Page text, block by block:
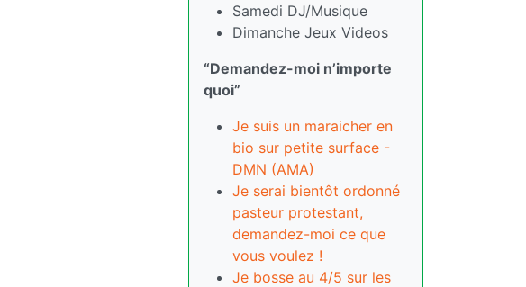
Samedi DJ/Musique
Dimanche Jeux Videos
“Demandez-moi n’importe
quoi”
Je suis un maraicher en
bio sur petite surface -
DMN (AMA)
Je serai bientôt ordonné
pasteur protestant,
demandez-moi ce que
vous voulez !
Je bosse au 4/5 sur les